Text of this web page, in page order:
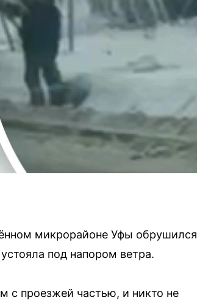
микрорайоне Уфы обрушился
под напором ветра.
с проезжей частью, и никто не